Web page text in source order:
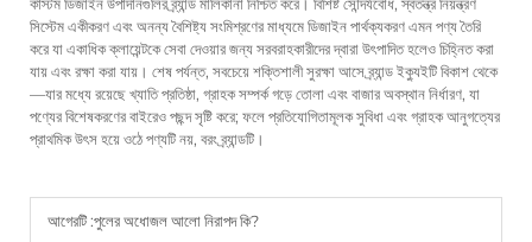
সিস্টেম একীকরণ এবং অনন্য বৈশিষ্ট্য সংমিশ্রণের মাধ্যমে ডিজাইন পার্থক্যকরণ এমন পণ্য তৈরি
করে যা একাধিক ক্লায়েন্টকে সেবা দেওয়ার জন্য সরবরাহকারীদের দ্বারা উৎপাদিত হলেও চিহ্নিত করা
যায় এবং রক্ষা করা যায়। শেষ পর্যন্ত, সবচেয়ে শক্তিশালী সুরক্ষা আসে ব্র্যান্ড ইক্যুইটি বিকাশ থেকে
—যার মধ্যে রয়েছে খ্যাতি প্রতিষ্ঠা, গ্রাহক সম্পর্ক গড়ে তোলা এবং বাজার অবস্থান নির্ধারণ, যা
পণ্যের বিশেষকরণের বাইরেও পছন্দ সৃষ্টি করে; ফলে প্রতিযোগিতামূলক সুবিধা এবং গ্রাহক আনুগত্যের
প্রাথমিক উৎস হয়ে ওঠে পণ্যটি নয়, বরং ব্র্যান্ডটি।
আগেরটি :পুলের অধোজল আলো নিরাপদ কি?